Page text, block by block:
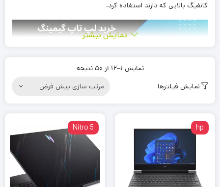
کانفیگ بالایی که دارند استفاده کرد.
نمایش بیشتر
نمایش 1–12 از 50 نتیجه
نمایش فیلترها
hp
Nitro 5